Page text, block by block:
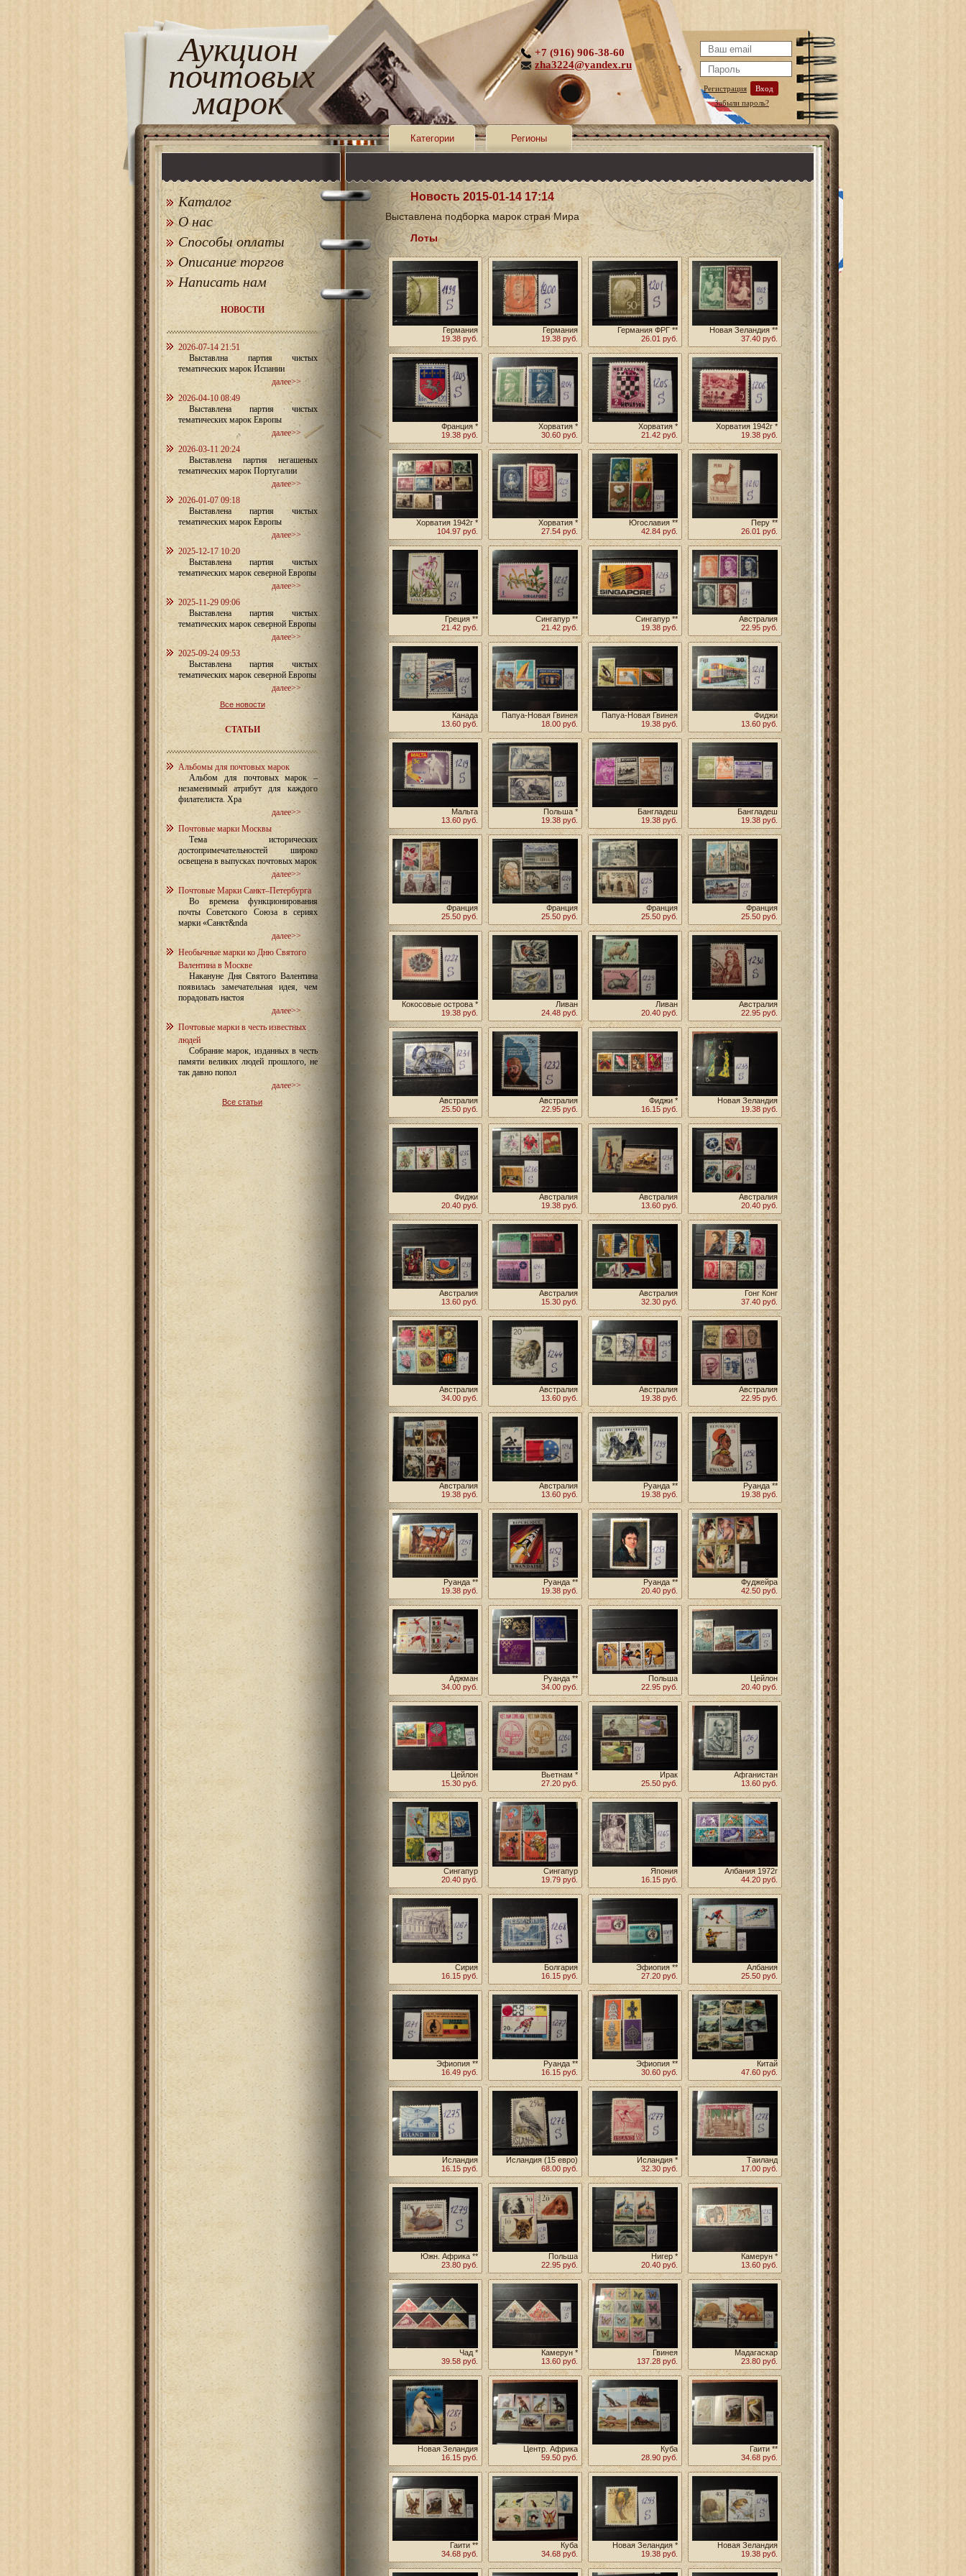
Аукцион
почтовых
марок Регистрация
Вход
Забыли пароль?
+7 (916) 906-38-60
zha3224@yandex.ru
Категории Регионы
Каталог
О нас
Способы оплаты
Описание торгов
Написать нам
НОВОСТИ
2026-07-14 21:51
Выставлна партия чистых
тематических марок Испании
далее>>
2026-04-10 08:49
Выставлена партия чистых
тематических марок Европы
далее>>
2026-03-11 20:24
Выставлена партия негашеных
тематических марок Португалии
далее>>
2026-01-07 09:18
Выставлена партия чистых
тематических марок Европы
далее>>
2025-12-17 10:20
Выставлена партия чистых
тематических марок северной Европы
далее>>
2025-11-29 09:06
Выставлена партия чистых
тематических марок северной Европы
далее>>
2025-09-24 09:53
Выставлена партия чистых
тематических марок северной Европы
далее>>
Все новости
СТАТЬИ
Альбомы для почтовых марок
Альбом для почтовых марок –
незаменимый атрибут для каждого
филателиста. Хра
далее>>
Почтовые марки Москвы
Тема исторических
достопримечательностей широко
освещена в выпусках почтовых марок
далее>>
Почтовые Марки Санкт–Петербурга
Во времена функционирования
почты Советского Союза в сериях
марки «Санкт&nda
далее>>
Необычные марки ко Дню Святого
Валентина в Москве
Накануне Дня Святого Валентина
появилась замечательная идея, чем
порадовать настоя
далее>>
Почтовые марки в честь известных
людей
Собрание марок, изданных в честь
памяти великих людей прошлого, не
так давно попол
далее>>
Все статьи
Новость 2015-01-14 17:14
Выставлена подборка марок стран Мира
Лоты
Германия
19.38 руб.
Германия
19.38 руб.
Германия ФРГ **
26.01 руб.
Новая Зеландия **
37.40 руб.
Франция *
19.38 руб.
Хорватия *
30.60 руб.
Хорватия *
21.42 руб.
Хорватия 1942г *
19.38 руб.
Хорватия 1942г *
104.97 руб.
Хорватия *
27.54 руб.
Югославия **
42.84 руб.
Перу **
26.01 руб.
Греция **
21.42 руб.
Сингапур **
21.42 руб.
Сингапур **
19.38 руб.
Австралия
22.95 руб.
Канада
13.60 руб.
Папуа-Новая Гвинея
18.00 руб.
Папуа-Новая Гвинея
19.38 руб.
Фиджи
13.60 руб.
Мальта
13.60 руб.
Польша *
19.38 руб.
Бангладеш
19.38 руб.
Бангладеш
19.38 руб.
Франция
25.50 руб.
Франция
25.50 руб.
Франция
25.50 руб.
Франция
25.50 руб.
Кокосовые острова *
19.38 руб.
Ливан
24.48 руб.
Ливан
20.40 руб.
Австралия
22.95 руб.
Австралия
25.50 руб.
Австралия
22.95 руб.
Фиджи *
16.15 руб.
Новая Зеландия
19.38 руб.
Фиджи
20.40 руб.
Австралия
19.38 руб.
Австралия
13.60 руб.
Австралия
20.40 руб.
Австралия
13.60 руб.
Австралия
15.30 руб.
Австралия
32.30 руб.
Гонг Конг
37.40 руб.
Австралия
34.00 руб.
Австралия
13.60 руб.
Австралия
19.38 руб.
Австралия
22.95 руб.
Австралия
19.38 руб.
Австралия
13.60 руб.
Руанда **
19.38 руб.
Руанда **
19.38 руб.
Руанда **
19.38 руб.
Руанда **
19.38 руб.
Руанда **
20.40 руб.
Фуджейра
42.50 руб.
Аджман
34.00 руб.
Руанда **
34.00 руб.
Польша
22.95 руб.
Цейлон
20.40 руб.
Цейлон
15.30 руб.
Вьетнам *
27.20 руб.
Ирак
25.50 руб.
Афганистан
13.60 руб.
Сингапур
20.40 руб.
Сингапур
19.79 руб.
Япония
16.15 руб.
Албания 1972г
44.20 руб.
Сирия
16.15 руб.
Болгария
16.15 руб.
Эфиопия **
27.20 руб.
Албания
25.50 руб.
Эфиопия **
16.49 руб.
Руанда **
16.15 руб.
Эфиопия **
30.60 руб.
Китай
47.60 руб.
Исландия
16.15 руб.
Исландия (15 евро)
68.00 руб.
Исландия *
32.30 руб.
Таиланд
17.00 руб.
Южн. Африка **
23.80 руб.
Польша
22.95 руб.
Нигер *
20.40 руб.
Камерун *
13.60 руб.
Чад *
39.58 руб.
Камерун *
13.60 руб.
Гвинея
137.28 руб.
Мадагаскар
23.80 руб.
Новая Зеландия
16.15 руб.
Центр. Африка
59.50 руб.
Куба
28.90 руб.
Гаити **
34.68 руб.
Гаити **
34.68 руб.
Куба
34.68 руб.
Новая Зеландия *
19.38 руб.
Новая Зеландия
19.38 руб.